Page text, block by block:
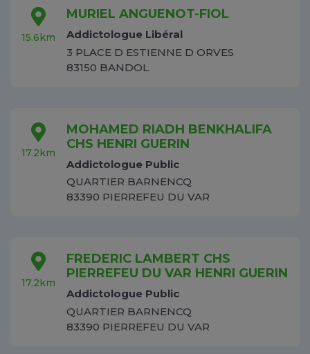
15.6km
MURIEL ANGUENOT-FIOL
Addictologue Libéral
3 PLACE D ESTIENNE D ORVES
83150 BANDOL
17.2km
MOHAMED RIADH BENKHALIFA
CHS HENRI GUERIN
Addictologue Public
QUARTIER BARNENCQ
83390 PIERREFEU DU VAR
17.2km
FREDERIC LAMBERT CHS
PIERREFEU DU VAR HENRI GUERIN
Addictologue Public
QUARTIER BARNENCQ
83390 PIERREFEU DU VAR